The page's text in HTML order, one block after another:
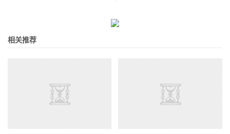
相关推荐